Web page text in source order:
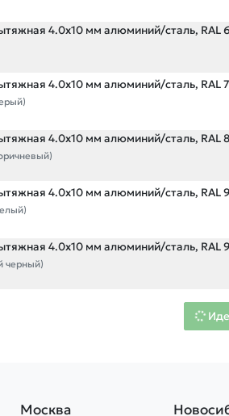
4.0х10 мм алюминий/сталь, RAL
4.0х10 мм алюминий/сталь, RAL
4.0х10 мм алюминий/сталь, RAL
4.0х10 мм алюминий/сталь, RAL
4.0х10 мм алюминий/сталь, RAL
черный)
Москва